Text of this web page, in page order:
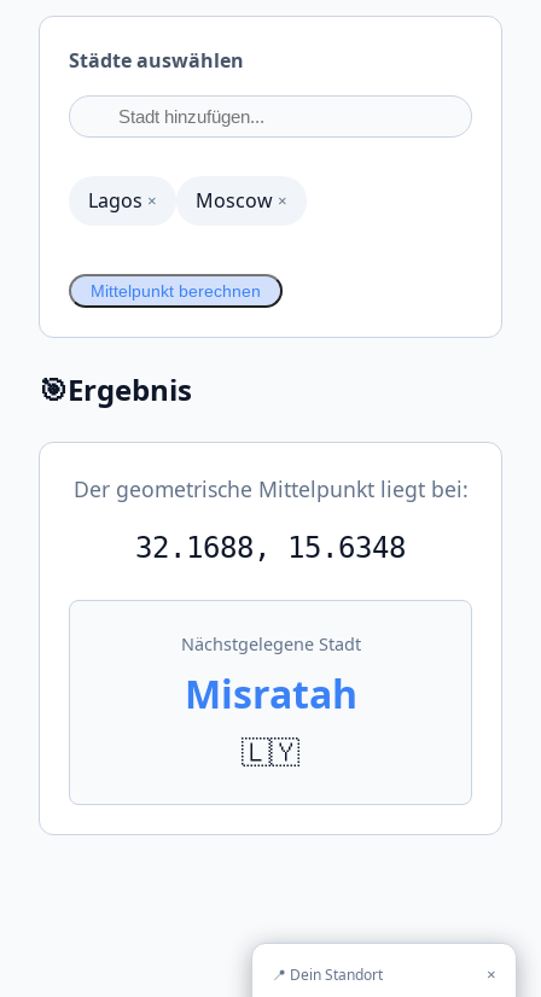
Städte auswählen
Lagos × Moscow ×
Mittelpunkt berechnen
🎯Ergebnis
Der geometrische Mittelpunkt liegt bei:
32.1688, 15.6348
Nächstgelegene Stadt
Misratah
🇱🇾
📍 Dein Standort ×